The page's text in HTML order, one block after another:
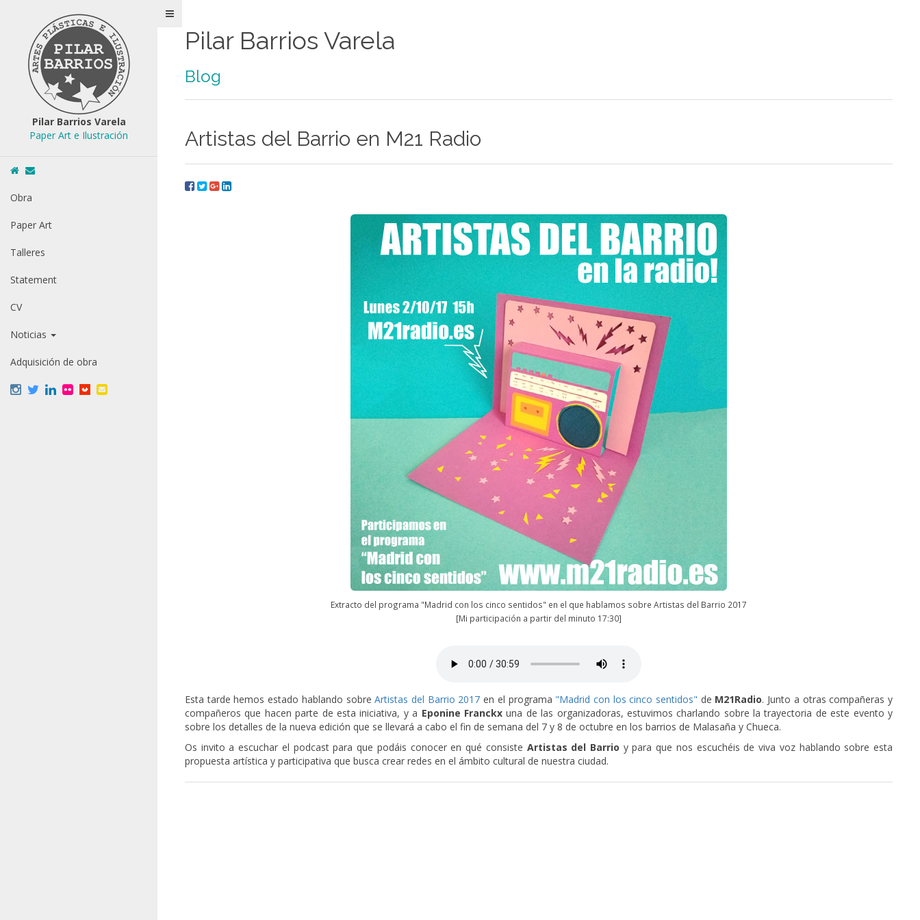
Pilar Barrios Varela
Paper Art e Ilustración
Obra
Paper Art
Talleres
Statement
CV
Noticias
Adquisición de obra
Pilar Barrios Varela
Blog
Artistas del Barrio en M21 Radio
Extracto del programa "Madrid con los cinco sentidos" en el que hablamos sobre Artistas del Barrio 2017
[Mi participación a partir del minuto 17:30]
Esta tarde hemos estado hablando sobreArtistas del Barrio 2017 en el programa "Madrid con los cinco sentidos" de M21Radio. Junto a otras compañeras y
compañeros que hacen parte de esta iniciativa, y a Eponine Franckxuna de las organizadoras, estuvimos charlando sobre la trayectoria de este evento y
sobre los detalles de la nueva edición que se llevará a cabo el fin de semana del 7 y 8 de octubre en los barrios de Malasaña y Chueca.
Os invito a escuchar el podcast para que podáis conocer en qué consiste Artistas del Barrio y para que nos escuchéis de viva voz hablando sobre esta
propuesta artística y participativa que busca crear redes en el ámbito cultural de nuestra ciudad.